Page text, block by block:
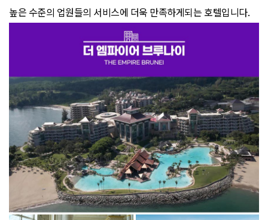
높은 수준의 업원들의 서비스에 더욱 만족하게되는 호텔입니다.